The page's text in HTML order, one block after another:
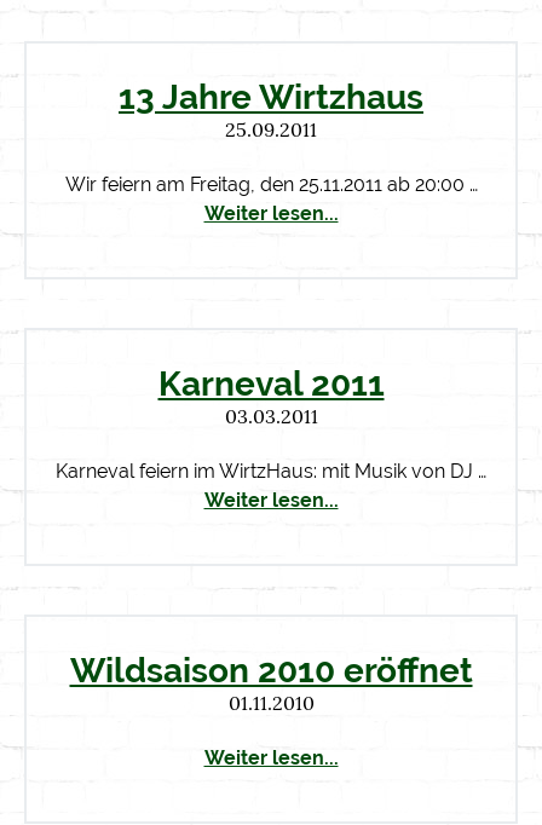
13 Jahre Wirtzhaus
25.09.2011
Wir feiern am Freitag, den 25.11.2011 ab 20:00 …
Weiter lesen...
Karneval 2011
03.03.2011
Karneval feiern im WirtzHaus: mit Musik von DJ …
Weiter lesen...
Wildsaison 2010 eröffnet
01.11.2010
Weiter lesen...